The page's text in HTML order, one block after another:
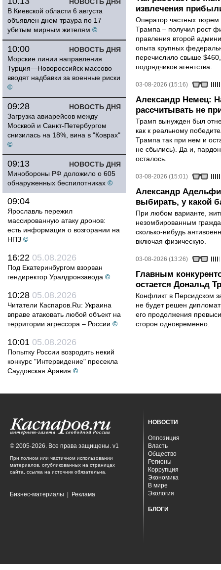
В Киевской области 6 августа
объявлен днем траура по 17
убитым мирным жителям ©
НОВОСТЬ ДНЯ
10:00
Морские линии направления
Турция—Новороссийск массово
вводят надбавки за военные риски
©
НОВОСТЬ ДНЯ
09:28
Загрузка авиарейсов между
Москвой и Санкт-Петербургом
снизилась на 18%, вина в "Коврах"
©
НОВОСТЬ ДНЯ
09:13
Минобороны РФ доложило о 605
обнаруженных беспилотниках ©
09:04
Ярославль пережил
массированную атаку дронов:
есть информация о возгорании на
НПЗ ©
16:22 05.08.2026
Под Екатеринбургом взорван
гендиректор Уралдронзавода ©
10:28 05.08.2026
Читатели Каспаров.Ru: Украина
вправе атаковать любой объект на
территории агрессора – России ©
10:01 05.08.2026
Попытку России возродить некий
конкурс "Интервидение" пресекла
Саудовская Аравия ©
извлечения
Оператор частных тюрем
Трампа – получил рост
правления второй
опыта крупных
перечислило свыше
подрядчиков агентства.
03-08-2026 (15:16)
Александр Немец:
рассчитывать не
Трамп вынужден был
как к реальному
Трампа так при нем и
не сбылись). Да и,
осталось.
03-08-2026 (15:01)
Александр
выбирать, у какой
При любом варианте,
незомбированным
сколько-нибудь
включая физическую.
03-08-2026 (13:26)
Главным
остается Дональд
Конфликт в Персидском
не будет решен
его продолжения
сторон одновременно.
© 2005-2026. Все права защищены. v1
При полном или частичном использовании
материалов, опубликованных на страницах
сайта, ссылка на источник обязательна.
Бизнес-материалы Реклама
НОВОСТИ
Оппозиция
Власть
Общество
Регионы
Коррупция
Экономика
В мире
Экология
БЛОГИ